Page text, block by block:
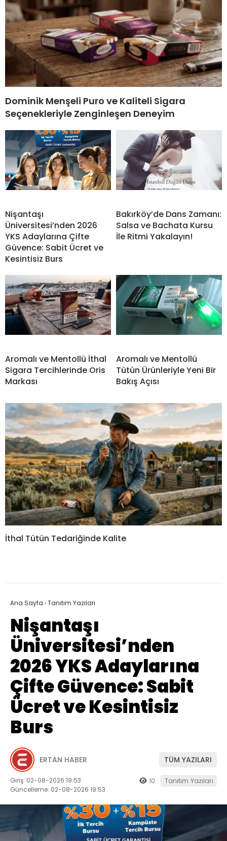
Dominik Menşeli Puro ve Kaliteli Sigara
Seçenekleriyle Zenginleşen Deneyim
Nişantaşı
Üniversitesi’nden 2026
YKS Adaylarına Çifte
Güvence: Sabit Ücret ve
Kesintisiz Burs
Bakırköy’de Dans Zamanı:
Salsa ve Bachata Kursu
İle Ritmi Yakalayın!
Aromalı ve Mentollü İthal
Sigara Tercihlerinde Oris
Markası
Aromalı ve Mentollü
Tütün Ürünleriyle Yeni Bir
Bakış Açısı
İthal Tütün Tedariğinde Kalite
Ana Sayfa ›Tanıtım Yazıları
Nişantaşı
Üniversitesi’nden
2026 YKS Adaylarına
Çifte Güvence: Sabit
Ücret ve Kesintisiz
Burs
ERTAN HABER TÜM YAZILARI
Giriş: 02-08-2026 19:53
Güncelleme: 02-08-2026 19:53
10 Tanıtım Yazıları